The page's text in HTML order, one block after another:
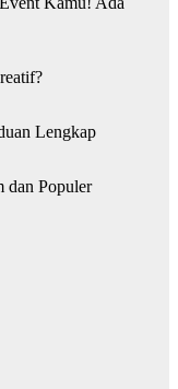
Lengkap
dan Populer